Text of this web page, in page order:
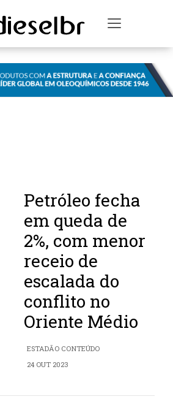
Toggle
Petróleo fecha
em queda de
2%, com menor
receio de
escalada do
conflito no
Oriente Médio
ESTADÃO CONTEÚDO
24 OUT 2023